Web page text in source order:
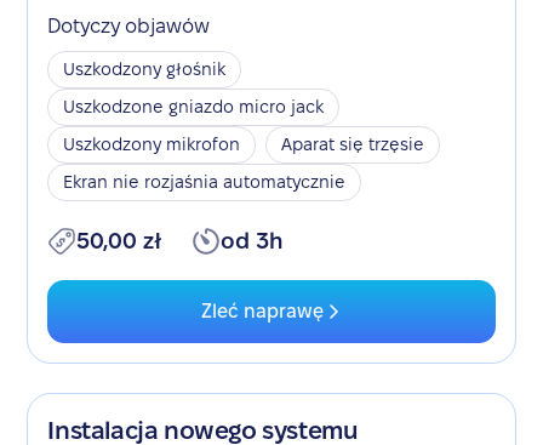
Dotyczy objawów
Uszkodzony głośnik
Uszkodzone gniazdo micro jack
Uszkodzony mikrofon
Aparat się trzęsie
Ekran nie rozjaśnia automatycznie
50,00 zł od 3h
Zleć naprawę
Instalacja nowego systemu